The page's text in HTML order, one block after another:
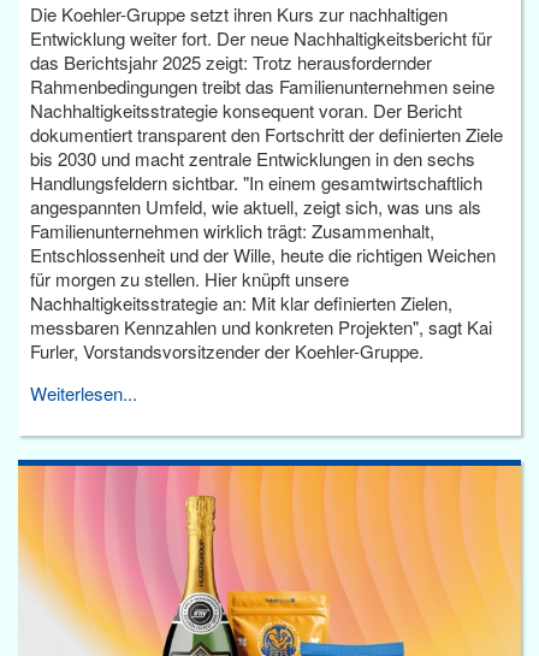
Die Koehler-Gruppe setzt ihren Kurs zur nachhaltigen
Entwicklung weiter fort. Der neue Nachhaltigkeitsbericht für
das Berichtsjahr 2025 zeigt: Trotz herausfordernder
Rahmenbedingungen treibt das Familienunternehmen seine
Nachhaltigkeitsstrategie konsequent voran. Der Bericht
dokumentiert transparent den Fortschritt der definierten Ziele
bis 2030 und macht zentrale Entwicklungen in den sechs
Handlungsfeldern sichtbar. "In einem gesamtwirtschaftlich
angespannten Umfeld, wie aktuell, zeigt sich, was uns als
Familienunternehmen wirklich trägt: Zusammenhalt,
Entschlossenheit und der Wille, heute die richtigen Weichen
für morgen zu stellen. Hier knüpft unsere
Nachhaltigkeitsstrategie an: Mit klar definierten Zielen,
messbaren Kennzahlen und konkreten Projekten", sagt Kai
Furler, Vorstandsvorsitzender der Koehler-Gruppe.
Weiterlesen...